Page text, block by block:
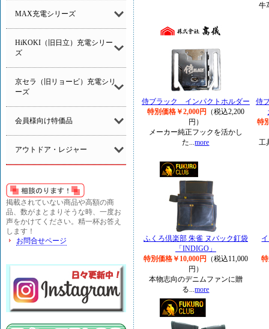
MAX充電シリーズ
HiKOKI（旧日立）充電シリー
ズ
京セラ（旧リョービ）充電シリ
ーズ
会員様向け特価品
アウトドア・レジャー
掲載されていない商品や高額の商
品、数がまとまりそうな時、一度お
声をかけてください。精一杯お答え
します！
お問合せページ
牛
侍ブラック インパクトホルダー
特別価格￥2,000円
（税込2,200
円）
メーカー純正フックを活かし
た...more
侍
特
工
ふくろ倶楽部 朱雀 ヌバック釘袋
「INDIGO」
特別価格￥10,000円
（税込11,000
円）
本物志向のデニムファンに贈
る...more